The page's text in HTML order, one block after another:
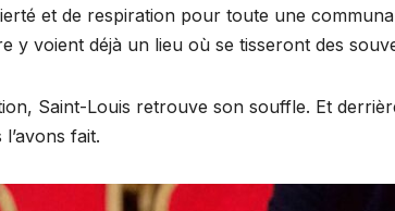
et de respiration pour toute une
y voient déjà un lieu où se tisseront des
Saint-Louis retrouve son souffle. Et
fait.